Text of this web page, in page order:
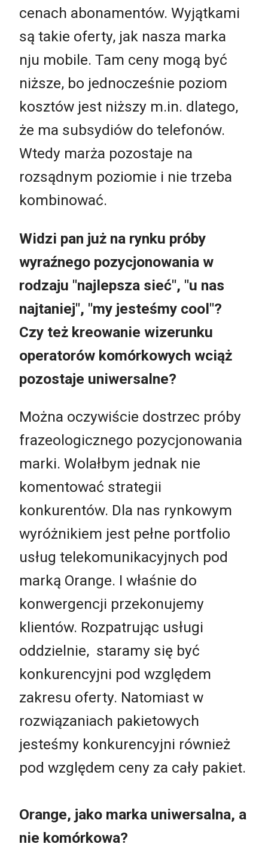
cenach abonamentów. Wyjątkami
są takie oferty, jak nasza marka
nju mobile. Tam ceny mogą być
niższe, bo jednocześnie poziom
kosztów jest niższy m.in. dlatego,
że ma subsydiów do telefonów.
Wtedy marża pozostaje na
rozsądnym poziomie i nie trzeba
kombinować.
Widzi pan już na rynku próby
wyraźnego pozycjonowania w
rodzaju "najlepsza sieć", "u nas
najtaniej", "my jesteśmy cool"?
Czy też kreowanie wizerunku
operatorów komórkowych wciąż
pozostaje uniwersalne?
Można oczywiście dostrzec próby
frazeologicznego pozycjonowania
marki. Wolałbym jednak nie
komentować strategii
konkurentów. Dla nas rynkowym
wyróżnikiem jest pełne portfolio
usług telekomunikacyjnych pod
marką Orange. I właśnie do
konwergencji przekonujemy
klientów. Rozpatrując usługi
oddzielnie, staramy się być
konkurencyjni pod względem
zakresu oferty. Natomiast w
rozwiązaniach pakietowych
jesteśmy konkurencyjni również
pod względem ceny za cały pakiet.
Orange, jako marka uniwersalna, a
nie komórkowa?